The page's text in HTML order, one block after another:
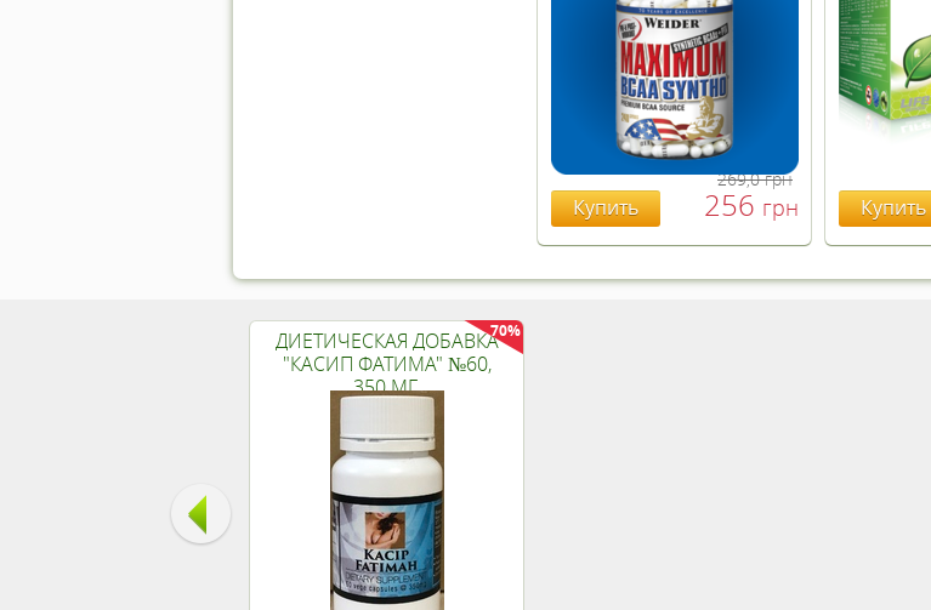
Купить
269,0грн
256 грн Купить
ДИЕТИЧЕСКАЯ ДОБАВКА
"КАСИП ФАТИМА" №60,
350 МГ.
70%